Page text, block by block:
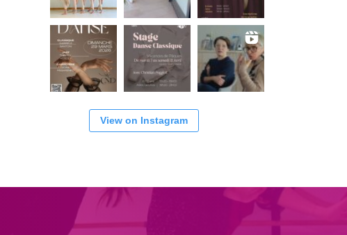
View on Instagram